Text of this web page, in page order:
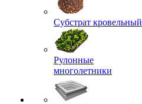
Субстрат кровельный
Рулонные
многолетники